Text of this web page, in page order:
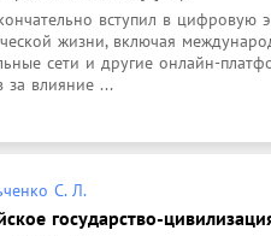
вступил в цифровую
жизни, включая
сети и другие онлайн-
за влияние ...
С. Л.
государство-